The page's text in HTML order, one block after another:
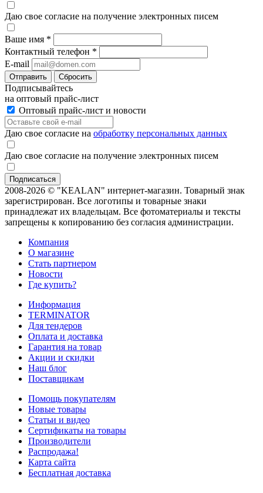
Даю свое согласие на получение электронных писем
Ваше имя *
Контактный телефон *
E-mail
Отправить Сбросить
Подписывайтесь
на оптовый прайс-лист
Оптовый прайс-лист и новости
Даю свое согласие на обработку персональных данных
Даю свое согласие на получение электронных писем
2008-2026 © "KEALAN" интернет-магазин. Товарный знак
зарегистрирован. Все логотипы и товарные знаки
принадлежат их владельцам. Все фотоматериалы и тексты
запрещены к копированию без согласия администрации.
Компания
О магазине
Стать партнером
Новости
Где купить?
Информация
TERMINATOR
Для тендеров
Оплата и доставка
Гарантия на товар
Акции и скидки
Наш блог
Поставщикам
Помощь покупателям
Новые товары
Статьи и видео
Сертификаты на товары
Производители
Распродажа!
Карта сайта
Бесплатная доставка